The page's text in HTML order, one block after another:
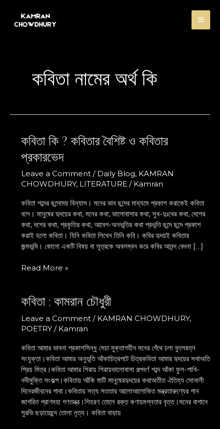
content
কবিতা নামের অর্থ কি
কবিতা কি ? কবিতার বৈশিষ্ট ও কবিতার
প্রকারভেদ
Leave a Comment / Daily Blog, KAMRAN
CHOWDHURY, LITERATURE/ Kamran
কবিতা শব্দের ছন্দোময় বিন্যাস। মনের ভাব ছন্দের মাধ্যমে প্রকাশ করাকেই কবিতা
বলে। মানুষের হৃদয়ের কথা, মনের কথা, ভালোবাসার কথা, সুখ-দুঃখের কথা, দেশের
কথা, দশের কথা, প্রকৃতির কথা, আবেগ-অনভূতির কথা প্রভৃতি ছন্দে ছন্দে প্রকাশ
করাই হলো কবিতা। যিনি কবিতা লিখেন তিনি কবি। কবির হৃদয়ই কবিতার
জন্মভূমি। কোনো একটি বিষয় বা সূত্রকে অবলম্বন করে কবির আনন্দ বেদনা […]
কবিতা
?
কবিতার
বৈশিষ্ট
কবিতার
প্রকারভেদ
Read More »
কবিতা : কামরান চৌধুরী
Leave a Comment / KAMRAN CHOWDHURY,
POETRY/ Kamran
কবিতা আমার ভাবনা প্রকাশসিন্ধু সেচা মুক্তাগহীন মনের গেঁথে চলা ফুলেরত্ন
সংযুক্তা।কবিতা আমার অনুভূতি আঁকাচিত্রপটে চিত্রকবিতা আমার হৃদয়ের সখাঅতি
প্রিয় মিত্র।কবিতা আমার শিরায় শিরায়ভালোবাসা গল্পবর্ণ শব্দে আঁকা ফুল-পাখি-
নদীমুক্তি সংকল্প।কবিতায় আঁকি মাটি মানুষেরহৃদয়ের কথাঅতীত ঐতিহ্য সোনালী
দিনেরজীবনের গাথা।কবিতায় সত্য সততার আলোআলোকিত মন্ত্রতারুণ্যের গান
জাগরিত প্রাণমহা গণতন্ত্র।শিহরণ তোলে রক্ত কণায়মগ্নতার বৃত্ত।মনের বাগানে
সুরভি ছড়ায়েছন্দ তোলা নৃত্য। কবিতা বাড়ায়
কবিতা
কামরান
চৌধুরী